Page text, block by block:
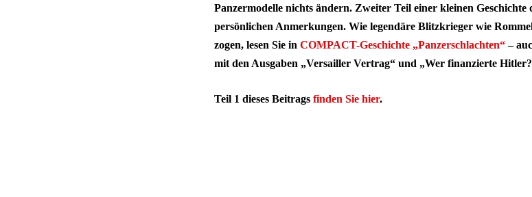
Panzermodelle nichts ändern. Zweiter Teil einer kleinen Geschichte
persönlichen Anmerkungen. Wie legendäre Blitzkrieger wie
zogen, lesen Sie in COMPACT-Geschichte „Panzerschlachten“–
mit den Ausgaben „Versailler Vertrag“ und „Wer finanzierte
Teil 1 dieses Beitrags finden Sie hier.